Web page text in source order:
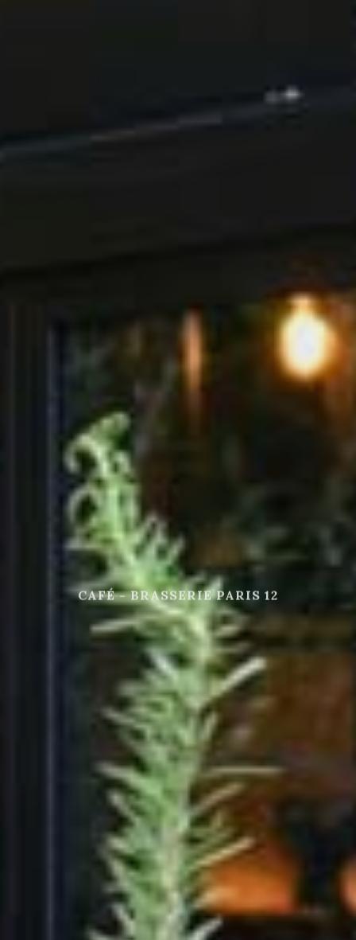
157 RUE DE BERCY - PARIS 12